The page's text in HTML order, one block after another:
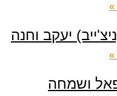
»
יעקב וחנה
»
ושמחה